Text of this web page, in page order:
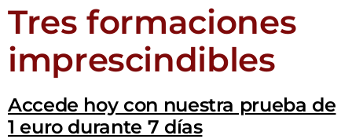
Tres formaciones
imprescindibles
Accede hoy con nuestra prueba de
1 euro durante 7 días